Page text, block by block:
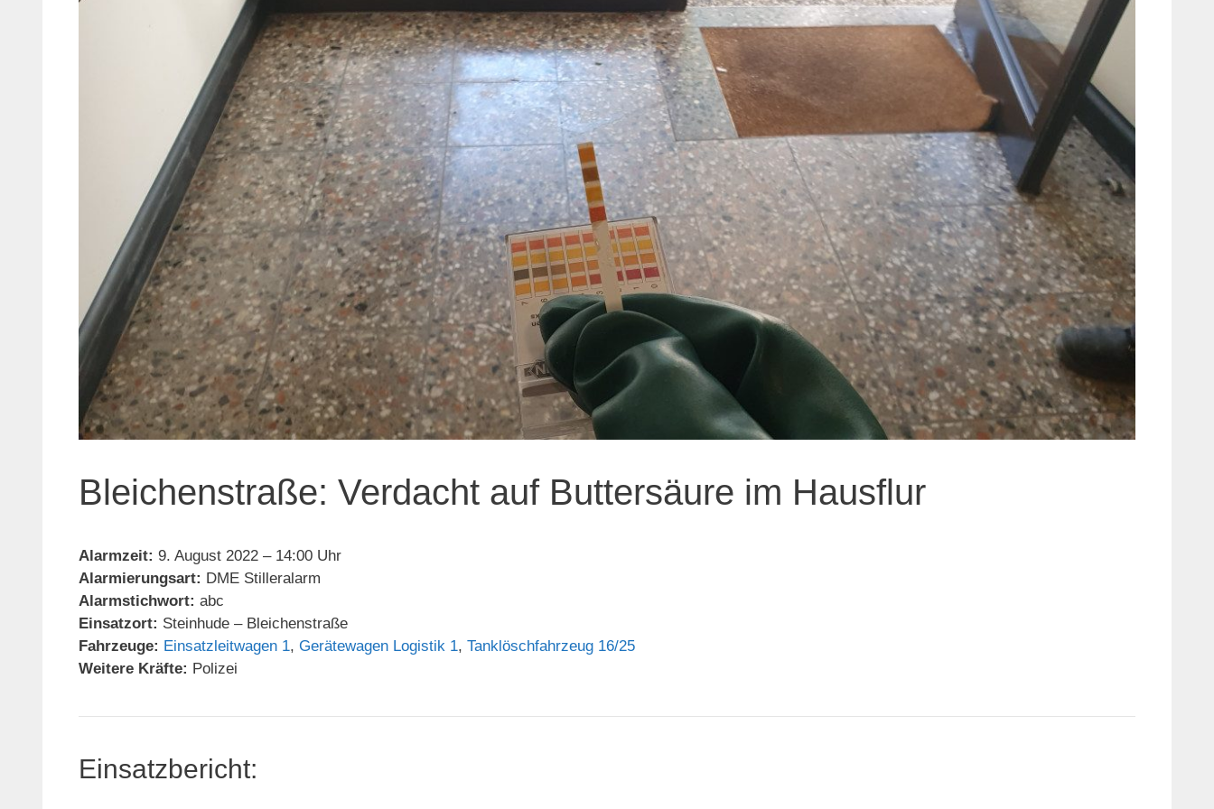
Bleichenstraße: Verdacht auf Buttersäure im Hausflur
Alarmzeit: 9. August 2022 – 14:00 Uhr
Alarmierungsart: DME Stilleralarm
Alarmstichwort: abc
Einsatzort: Steinhude – Bleichenstraße
Fahrzeuge: Einsatzleitwagen 1, Gerätewagen Logistik 1, Tanklöschfahrzeug 16/25
Weitere Kräfte: Polizei
Einsatzbericht: